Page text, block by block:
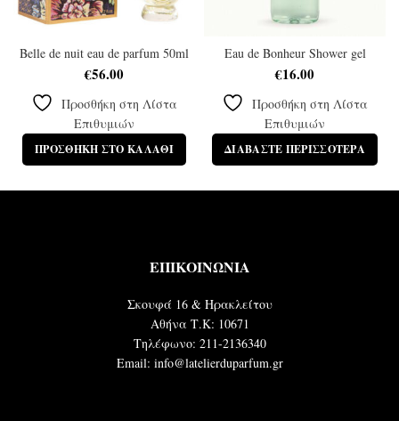
Belle de nuit eau de parfum 50ml
€56.00
Προσθήκη στη Λίστα
Επιθυμιών
ΠΡΟΣΘΉΚΗ ΣΤΟ ΚΑΛΆΘΙ
Eau de Bonheur Shower gel
€16.00
Προσθήκη στη Λίστα
Επιθυμιών
ΔΙΑΒΆΣΤΕ ΠΕΡΙΣΣΌΤΕΡΑ
ΕΠΙΚΟΙΝΩΝΙΑ
Σκουφά 16 & Ηρακλείτου
Αθήνα Τ.Κ: 10671
Τηλέφωνο: 211-2136340
Email: info@latelierduparfum.gr